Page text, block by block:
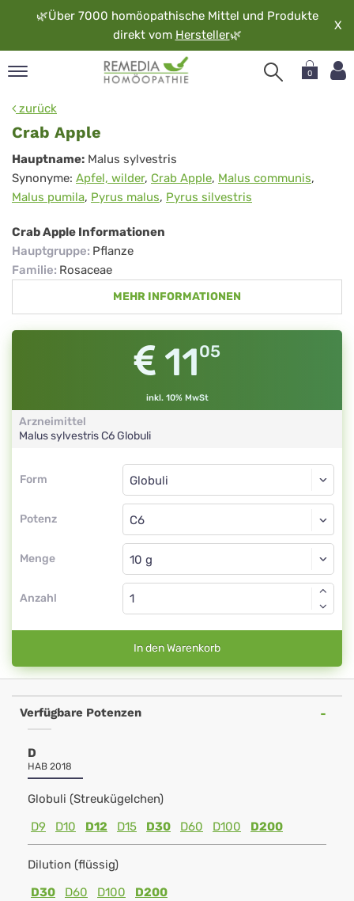
🌿Über 7000 homöopathische Mittel und Produkte
direkt vom Hersteller🌿
X
0
zurück
Crab Apple
Crab
Apple
Hauptname: Malus sylvestris
Synonyme: Apfel, wilder, Crab Apple, Malus communis,
Malus pumila, Pyrus malus, Pyrus silvestris
Crab Apple Informationen
Hauptgruppe: Pflanze
Familie: Rosaceae
MEHR INFORMATIONEN
1105
inkl. 10% MwSt
Arzneimittel
Malus sylvestrisC6Globuli
Form
Form
Potenz
Globuli
C6
Menge
Globuli
Anzahl
In den Warenkorb
Verfügbare Potenzen
D
HAB 2018
Globuli (Streukügelchen)
D9
D10 D12 D15 D30 D60 D100 D200
Dilution (flüssig)
D30
D60 D100 D200